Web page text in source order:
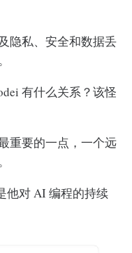
隐私、安全和数据丢
有什么关系？该怪
重要的一点，一个远
他对 AI 编程的持续